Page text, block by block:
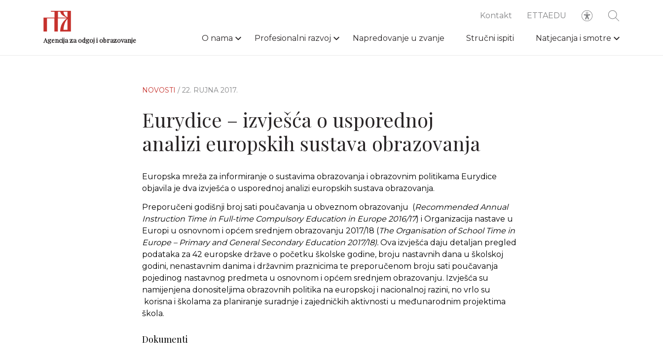
Agencija za odgoj i obrazovanje
Kontakt ETTAEDU
O nama Profesionalni razvoj Napredovanje u zvanje Stručni ispiti Natjecanja i smotre
NOVOSTI / 22. RUJNA 2017.
Eurydice – izvješća o usporednoj
analizi europskih sustava obrazovanja
Europska mreža za informiranje o sustavima obrazovanja i obrazovnim politikama Eurydice
objavila je dva izvješća o usporednoj analizi europskih sustava obrazovanja.
Preporučeni godišnji broj sati poučavanja u obveznom obrazovanju (Recommended Annual
Instruction Time in Full-time Compulsory Education in Europe 2016/17) i Organizacija nastave u
Europi u osnovnom i općem srednjem obrazovanju 2017/18 (The Organisation of School Time in
Europe – Primary and General Secondary Education 2017/18). Ova izvješća daju detaljan pregled
podataka za 42 europske države o početku školske godine, broju nastavnih dana u školskoj
godini, nenastavnim danima i državnim praznicima te preporučenom broju sati poučavanja
pojedinog nastavnog predmeta u osnovnom i općem srednjem obrazovanju. Izvješća su
namijenjena donositeljima obrazovnih politika na europskoj i nacionalnoj razini, no vrlo su
korisna i školama za planiranje suradnje i zajedničkih aktivnosti u međunarodnim projektima
škola.
Dokumenti